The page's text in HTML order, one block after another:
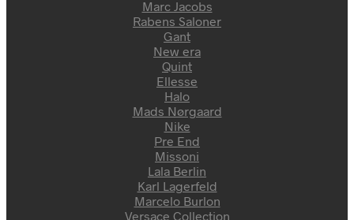
Marc Jacobs
Rabens Saloner
Gant
New era
Quint
Ellesse
Halo
Mads Nørgaard
Nike
Pre End
Missoni
Lala Berlin
Karl Lagerfeld
Marcelo Burlon
Versace Collection